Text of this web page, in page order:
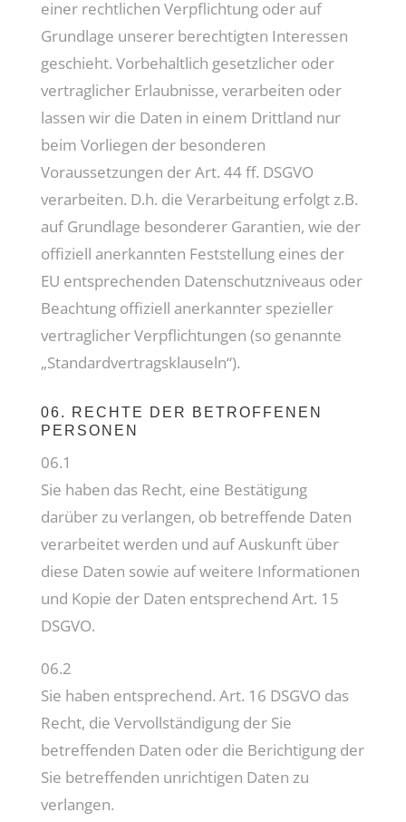
einer rechtlichen Verpflichtung oder auf
Grundlage unserer berechtigten Interessen
geschieht. Vorbehaltlich gesetzlicher oder
vertraglicher Erlaubnisse, verarbeiten oder
lassen wir die Daten in einem Drittland nur
beim Vorliegen der besonderen
Voraussetzungen der Art. 44 ff. DSGVO
verarbeiten. D.h. die Verarbeitung erfolgt z.B.
auf Grundlage besonderer Garantien, wie der
offiziell anerkannten Feststellung eines der
EU entsprechenden Datenschutzniveaus oder
Beachtung offiziell anerkannter spezieller
vertraglicher Verpflichtungen (so genannte
„Standardvertragsklauseln“).
06. RECHTE DER BETROFFENEN
PERSONEN
06.1
Sie haben das Recht, eine Bestätigung
darüber zu verlangen, ob betreffende Daten
verarbeitet werden und auf Auskunft über
diese Daten sowie auf weitere Informationen
und Kopie der Daten entsprechend Art. 15
DSGVO.
06.2
Sie haben entsprechend. Art. 16 DSGVO das
Recht, die Vervollständigung der Sie
betreffenden Daten oder die Berichtigung der
Sie betreffenden unrichtigen Daten zu
verlangen.